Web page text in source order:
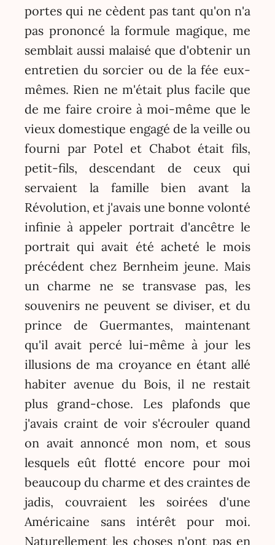
portes qui ne cèdent pas tant qu'on n'a
pas prononcé la formule magique, me
semblait aussi malaisé que d'obtenir un
entretien du sorcier ou de la fée eux-
mêmes. Rien ne m'était plus facile que
de me faire croire à moi-même que le
vieux domestique engagé de la veille ou
fourni par Potel et Chabot était fils,
petit-fils, descendant de ceux qui
servaient la famille bien avant la
Révolution, et j'avais une bonne volonté
infinie à appeler portrait d'ancêtre le
portrait qui avait été acheté le mois
précédent chez Bernheim jeune. Mais
un charme ne se transvase pas, les
souvenirs ne peuvent se diviser, et du
prince de Guermantes, maintenant
qu'il avait percé lui-même à jour les
illusions de ma croyance en étant allé
habiter avenue du Bois, il ne restait
plus grand-chose. Les plafonds que
j'avais craint de voir s'écrouler quand
on avait annoncé mon nom, et sous
lesquels eût flotté encore pour moi
beaucoup du charme et des craintes de
jadis, couvraient les soirées d'une
Américaine sans intérêt pour moi.
Naturellement les choses n'ont pas en